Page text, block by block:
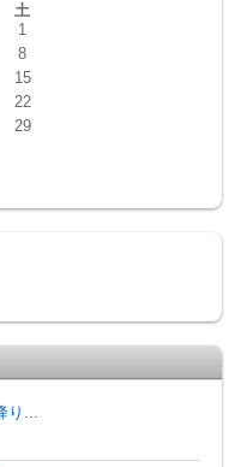
土
1
8
15
22
29
り...